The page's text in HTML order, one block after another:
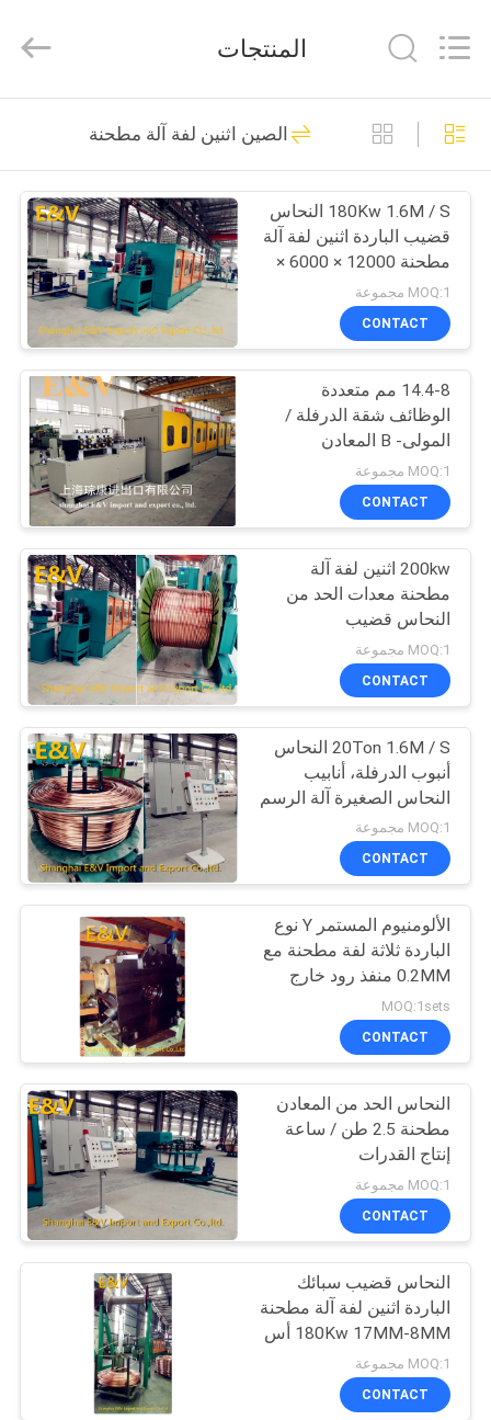
الصفحة
الرئيسية
منتجات
معلومات
جولة
المعمل
مراقبة
الجودة
اتصل
أخبار
اطلب
اقتباس
خريطة
الموقع
PRIVACY
POLICY
MACHINERY
CO.,LTD..
Reserved.
النحاس المستمر صب
آلة
47
إلى الأعلى الذين
يدلون بالجهاز
40
النحاس آلة صب
12
قطاع صب آلة
14
الثلاثي لفة مطحنة
11
اثنين لفة آلة مطحنة
27
المنتجات
الصين اثنين لفة آلة مطحنة
180Kw 1.6M / S النحاس
قضيب الباردة اثنين لفة آلة
مطحنة 12000 × 6000 ×
2300 مم
MOQ:1 مجموعة
CONTACT
14.4-8 مم متعددة
الوظائف شقة الدرفلة /
المولى- B المعادن
المتداول مطحنة الآلات
MOQ:1 مجموعة
CONTACT
200kw اثنين لفة آلة
مطحنة معدات الحد من
النحاس قضيب
MOQ:1 مجموعة
CONTACT
20Ton 1.6M / S النحاس
أنبوب الدرفلة، أنابيب
النحاس الصغيرة آلة الرسم
الباردة
MOQ:1 مجموعة
CONTACT
الألومنيوم المستمر Y نوع
الباردة ثلاثة لفة مطحنة مع
0.2MM منفذ رود خارج
MOQ:1sets
CONTACT
النحاس الحد من المعادن
مطحنة 2.5 طن / ساعة
إنتاج القدرات
MOQ:1 مجموعة
CONTACT
النحاس قضيب سبائك
الباردة اثنين لفة آلة مطحنة
180Kw 17MM-8MM أس
مضاعفات تسيطر عليها
MOQ:1 مجموعة
CONTACT